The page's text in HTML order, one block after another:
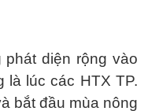
phát diện rộng vào
là lúc các HTX TP.
bắt đầu mùa nông